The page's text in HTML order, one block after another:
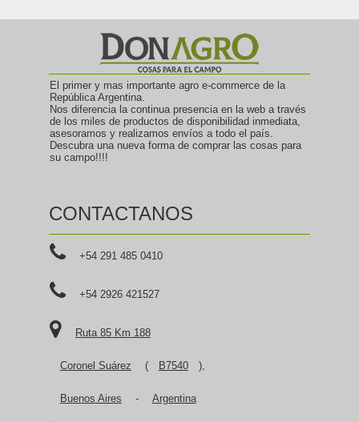
El primer y mas importante agro e-commerce de la
República Argentina.
Nos diferencia la continua presencia en la web a través
de los miles de productos de disponibilidad inmediata,
asesoramos y realizamos envíos a todo el país.
Descubra una nueva forma de comprar las cosas para
su campo!!!!
CONTACTANOS
+54 291 485 0410
+54 2926 421527
Ruta 85 Km 188
Coronel Suárez ( B7540 ),
Buenos Aires - Argentina